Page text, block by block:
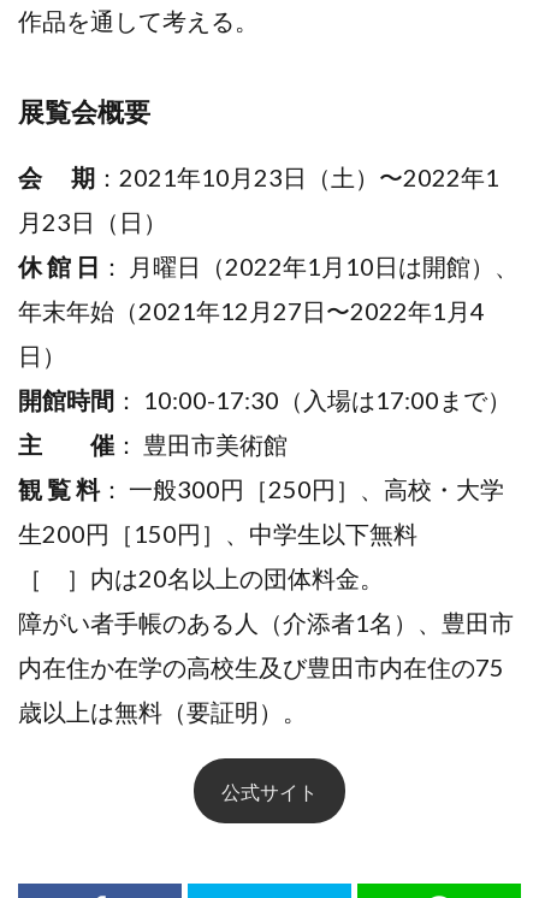
作品を通して考える。
展覧会概要
会 期 ：2021年10月23日（土）〜2022年1
月23日（日）
休 館 日 ： 月曜日（2022年1月10日は開館）、
年末年始（2021年12月27日〜2022年1月4
日）
開館時間 ： 10:00-17:30（入場は17:00まで）
主 催 ： 豊田市美術館
観 覧 料： 一般300円［250円］、高校・大学
生200円［150円］、中学生以下無料
［ ］内は20名以上の団体料金。
障がい者手帳のある人（介添者1名）、豊田市
内在住か在学の高校生及び豊田市内在住の75
歳以上は無料（要証明）。
公式サイト